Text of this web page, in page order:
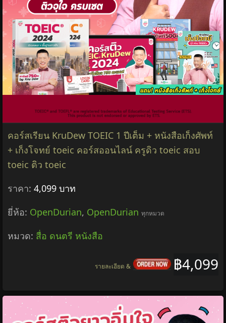
คอร์สเรียน KruDew TOEIC 1 ปีเต็ม + หนังสือเก็งศัพท์
+ เก็งโจทย์ toeic คอร์สออนไลน์ ครูดิว toeic สอบ
toeic ติว toeic
ราคา: 4,099 บาท
ยี่ห้อ: OpenDurian, OpenDurian ทุกหมวด
หมวด: สื่อ ดนตรี หนังสือ
฿4,099
รายละเอียด &